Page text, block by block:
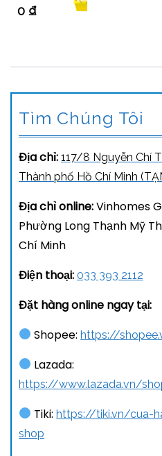
0 ₫
Tìm Chúng Tôi
Địa chỉ: 117/8 Nguyễn Chí
Thành phố Hồ Chí Minh
Địa chỉ online:Vinhomes
Phường Long Thạnh Mỹ
Chí Minh
Điện thoại: 033 393 2112
Đặt hàng online ngay tại:
Shopee:https://
Lazada:
https://www.lazada.vn/
Tiki:https://tiki.vn/cua-
shop